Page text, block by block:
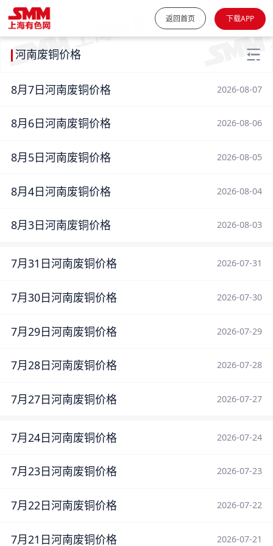
返回首页 下载APP
河南废铜价格
8月7日河南废铜价格 2026-08-07
8月6日河南废铜价格 2026-08-06
8月5日河南废铜价格 2026-08-05
8月4日河南废铜价格 2026-08-04
8月3日河南废铜价格 2026-08-03
7月31日河南废铜价格 2026-07-31
7月30日河南废铜价格 2026-07-30
7月29日河南废铜价格 2026-07-29
7月28日河南废铜价格 2026-07-28
7月27日河南废铜价格 2026-07-27
7月24日河南废铜价格 2026-07-24
7月23日河南废铜价格 2026-07-23
7月22日河南废铜价格 2026-07-22
7月21日河南废铜价格 2026-07-21